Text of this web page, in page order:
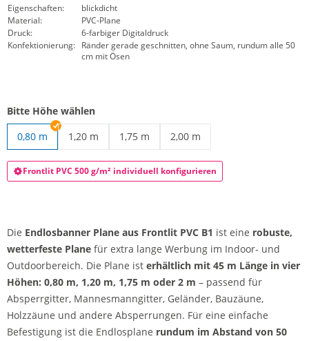
Eigenschaften:
blickdicht
Material:
PVC-Plane
Druck:
6-farbiger Digitaldruck
Konfektionierung: Ränder gerade geschnitten, ohne Saum, rundum alle 50
cm mit Ösen
Bitte Höhe wählen
0,80 m
1,20 m
1,75 m
2,00 m
Frontlit PVC 500 g/m² individuell konfigurieren
Die Endlosbanner Plane aus Frontlit PVC B1 ist eine robuste,
wetterfeste Plane für extra lange Werbung im Indoor- und
Outdoorbereich. Die Plane ist erhältlich mit 45 m Länge in vier
Höhen: 0,80 m, 1,20 m, 1,75 m oder 2 m – passend für
Absperrgitter, Mannesmanngitter, Geländer, Bauzäune,
Holzzäune und andere Absperrungen. Für eine einfache
Befestigung ist die Endlosplane rundum im Abstand von 50